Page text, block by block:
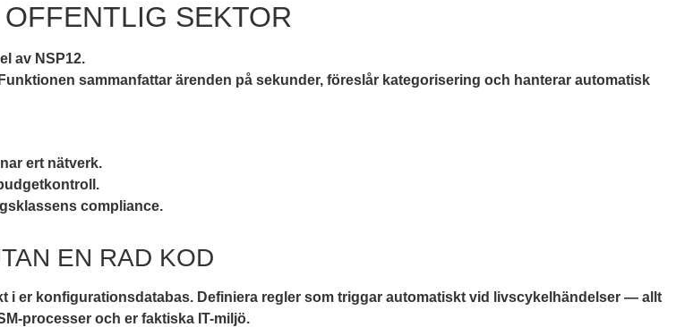
SEKTOR
av NSP12.
sammanfattar ärenden på sekunder, föreslår kategorisering och hanterar automatisk
ert nätverk.
compliance.
EN RAD KOD
i er konfigurationsdatabas. Definiera regler som triggar automatiskt vid livscykelhändelser — allt
processer och er faktiska IT-miljö.